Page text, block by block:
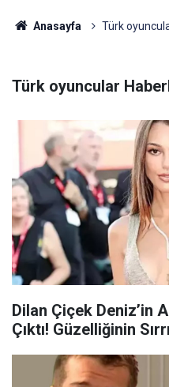
Anasayfa Türk
Türk oyuncular
Dilan Çiçek Deniz’in
Çıktı! Güzelliğinin